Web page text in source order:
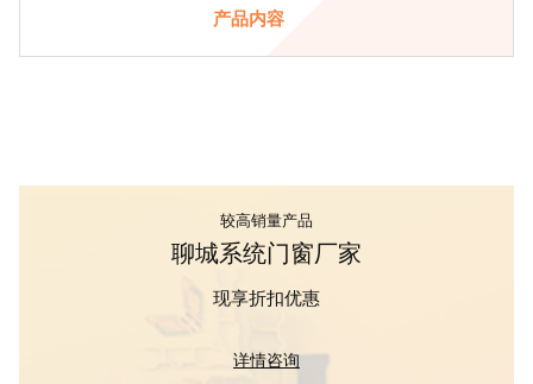
产品内容
较高销量产品
聊城系统门窗厂家
现享折扣优惠
详情咨询